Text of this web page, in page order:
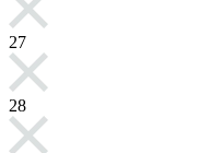
27
28